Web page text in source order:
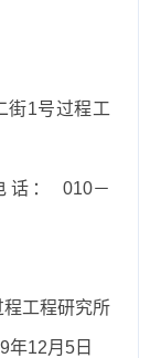
街1号过程工
： 010－
工程研究所
年12月 5 日